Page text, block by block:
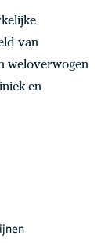
van
weloverwogen
en